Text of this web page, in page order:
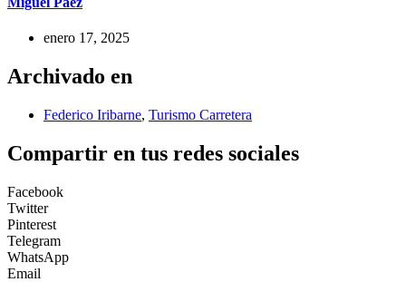
enero 17, 2025
Archivado en
Federico Iribarne, Turismo Carretera
Compartir en tus redes sociales
Facebook
Twitter
Pinterest
Telegram
WhatsApp
Email